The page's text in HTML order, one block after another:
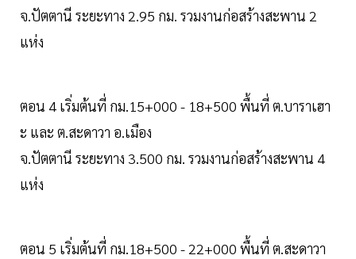
จ.ปัตตานี ระยะทาง 2.95 กม. รวมงานก่อสร้างสะพาน 2
แห่ง
ตอน 4 เริ่มต้นที่ กม.15+000 - 18+500 พื้นที่ ต.บาราเฮา
ะ และ ต.สะดาวา อ.เมือง
จ.ปัตตานี ระยะทาง 3.500 กม. รวมงานก่อสร้างสะพาน 4
แห่ง
ตอน 5 เริ่มต้นที่ กม.18+500 - 22+000 พื้นที่ ต.สะดาวา